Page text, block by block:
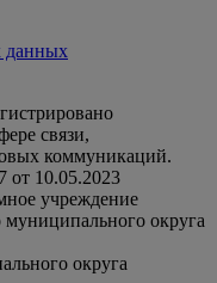
данных
связи,
коммуникаций.
10.05.2023
учреждение
округа
округа